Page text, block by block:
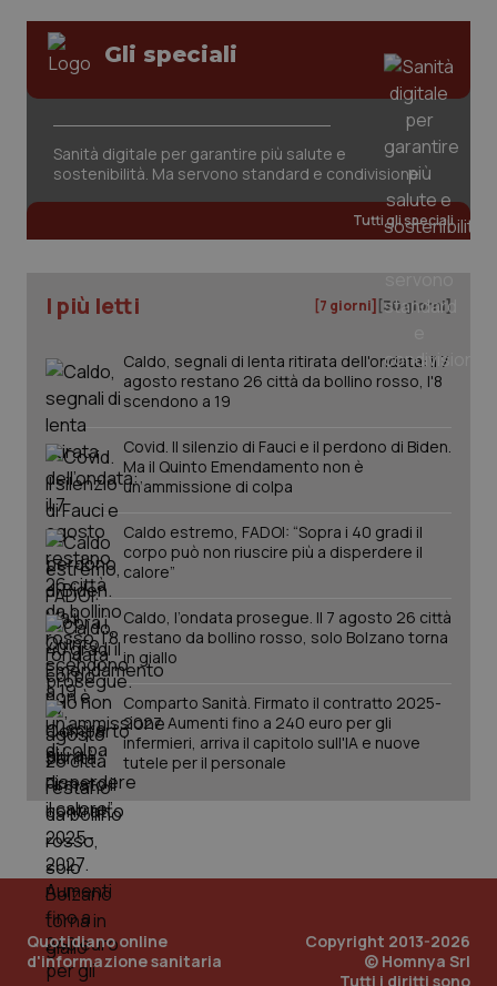
Gli speciali
Sanità digitale per garantire più salute e
sostenibilità. Ma servono standard e condivisione
Tutti gli speciali
I più letti [7 giorni] [30 giorni]
Caldo, segnali di lenta ritirata dell'ondata: il 7
agosto restano 26 città da bollino rosso, l'8
scendono a 19
Covid. Il silenzio di Fauci e il perdono di Biden.
Ma il Quinto Emendamento non è
un’ammissione di colpa
Caldo estremo, FADOI: “Sopra i 40 gradi il
corpo può non riuscire più a disperdere il
calore”
Caldo, l’ondata prosegue. Il 7 agosto 26 città
restano da bollino rosso, solo Bolzano torna
in giallo
Comparto Sanità. Firmato il contratto 2025-
2027. Aumenti fino a 240 euro per gli
infermieri, arriva il capitolo sull'IA e nuove
tutele per il personale
Quotidiano online
d'informazione sanitaria
Copyright 2013-2026
© Homnya Srl
Tutti i diritti sono
PHPSESSID
_ga_KM60CM4NPH